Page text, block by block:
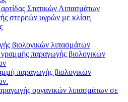
Στατικών Λιπασμάτων
στερεών υγρών με κλίση
βιολογικών λιπασμάτων
παραγωγής βιολογικών
παραγωγής βιολογικών
οργανικών λιπασμάτων σε